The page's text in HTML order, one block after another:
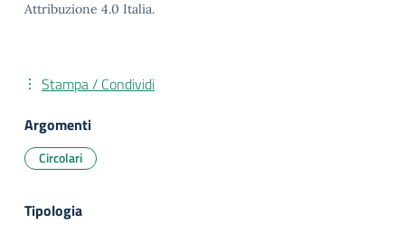
Attribuzione 4.0 Italia.
Stampa / Condividi
Argomenti
Circolari
Tipologia